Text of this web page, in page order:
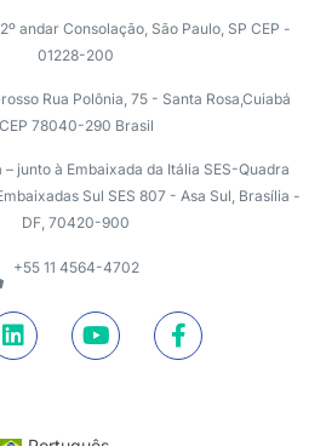
andar Consolação, São Paulo, SP CEP -
01228-200
Rua Polônia, 75 - Santa Rosa,Cuiabá
CEP 78040-290 Brasil
junto à Embaixada da Itália SES-Quadra
Sul SES 807 - Asa Sul, Brasília -
DF, 70420-900
+55 11 4564-4702